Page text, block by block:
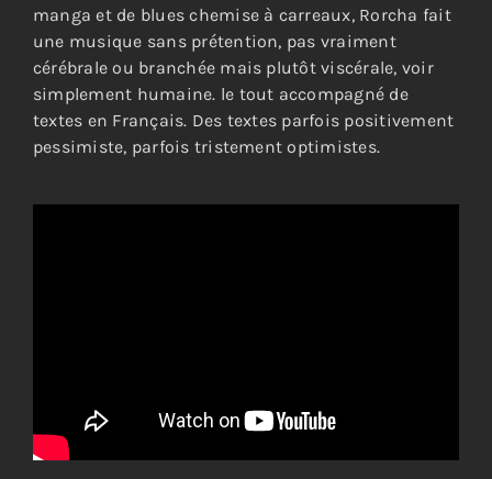
manga et de blues chemise à carreaux, Rorcha fait
une musique sans prétention, pas vraiment
cérébrale ou branchée mais plutôt viscérale, voir
simplement humaine. le tout accompagné de
textes en Français. Des textes parfois positivement
pessimiste, parfois tristement optimistes.